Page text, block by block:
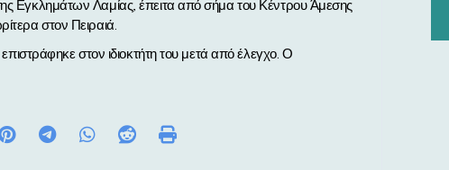
Εγκλημάτων Λαμίας, έπειτα από σήμα του Κέντρου Άμεσης
στον Πειραιά.
στον ιδιοκτήτη του μετά από έλεγχο. Ο